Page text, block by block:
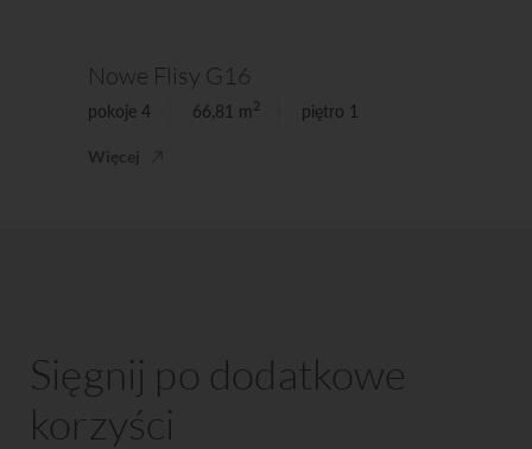
Nowe Flisy G16
pokoje 4 66,81 m 2 piętro 1
Więcej
Sięgnij po dodatkowe
korzyści